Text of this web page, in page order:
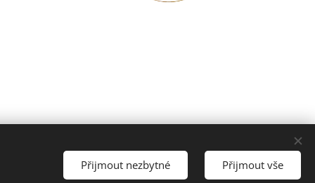
Přijmout nezbytné Přijmout vše